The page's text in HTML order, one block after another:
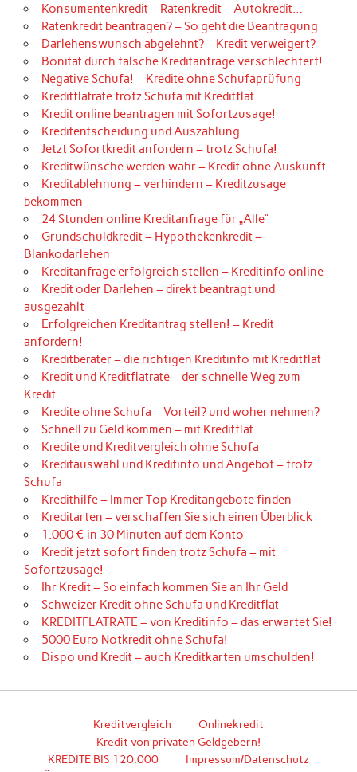
Konsumentenkredit – Ratenkredit – Autokredit…
Ratenkredit beantragen? – So geht die Beantragung
Darlehenswunsch abgelehnt? – Kredit verweigert?
Bonität durch falsche Kreditanfrage verschlechtert!
Negative Schufa! – Kredite ohne Schufaprüfung
Kreditflatrate trotz Schufa mit Kreditflat
Kredit online beantragen mit Sofortzusage!
Kreditentscheidung und Auszahlung
Jetzt Sofortkredit anfordern – trotz Schufa!
Kreditwünsche werden wahr – Kredit ohne Auskunft
Kreditablehnung – verhindern – Kreditzusage
bekommen
24 Stunden online Kreditanfrage für „Alle“
Grundschuldkredit – Hypothekenkredit –
Blankodarlehen
Kreditanfrage erfolgreich stellen – Kreditinfo online
Kredit oder Darlehen – direkt beantragt und
ausgezahlt
Erfolgreichen Kreditantrag stellen! – Kredit
anfordern!
Kreditberater – die richtigen Kreditinfo mit Kreditflat
Kredit und Kreditflatrate – der schnelle Weg zum
Kredit
Kredite ohne Schufa – Vorteil? und woher nehmen?
Schnell zu Geld kommen – mit Kreditflat
Kredite und Kreditvergleich ohne Schufa
Kreditauswahl und Kreditinfo und Angebot – trotz
Schufa
Kredithilfe – Immer Top Kreditangebote finden
Kreditarten – verschaffen Sie sich einen Überblick
1.000 € in 30 Minuten auf dem Konto
Kredit jetzt sofort finden trotz Schufa – mit
Sofortzusage!
Ihr Kredit – So einfach kommen Sie an Ihr Geld
Schweizer Kredit ohne Schufa und Kreditflat
KREDITFLATRATE – von Kreditinfo – das erwartet Sie!
5000 Euro Notkredit ohne Schufa!
Dispo und Kredit – auch Kreditkarten umschulden!
Kreditvergleich
Onlinekredit
Kredit von privaten Geldgebern!
KREDITE BIS 120.000
Impressum/Datenschutz